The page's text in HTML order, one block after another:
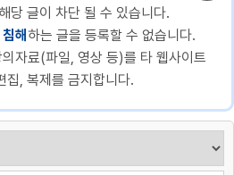
당 글이 차단 될 수 있습니다.
해하는 글을 등록할 수 없습니다.
자료(파일, 영상 등)를 타 웹사이트
집, 복제를 금지합니다.